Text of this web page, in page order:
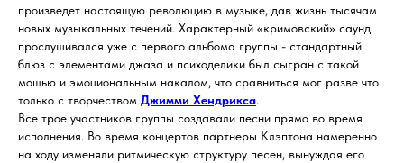
произведет настоящую революцию в музыке, дав жизнь тысячам
новых музыкальных течений. Характерный «кримовский» саунд
прослушивался уже с первого альбома группы - стандартный
блюз с элементами джаза и психоделики был сыгран с такой
мощью и эмоциональным накалом, что сравниться мог разве что
только с творчеством Джимми Хендрикса.
Все трое участников группы создавали песни прямо во время
исполнения. Во время концертов партнеры Клэптона намеренно
на ходу изменяли ритмическую структуру песен, вынуждая его